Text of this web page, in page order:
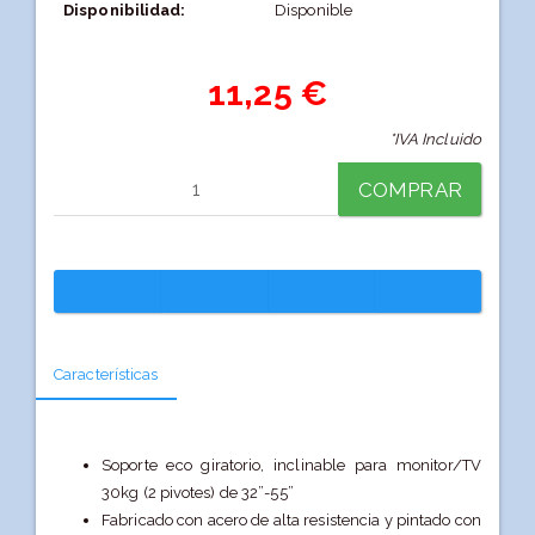
Disponibilidad: Disponible
11,25 €
*IVA Incluido
COMPRAR
Características
Soporte eco giratorio, inclinable para monitor/TV
30kg (2 pivotes) de 32”-55”
Fabricado con acero de alta resistencia y pintado con